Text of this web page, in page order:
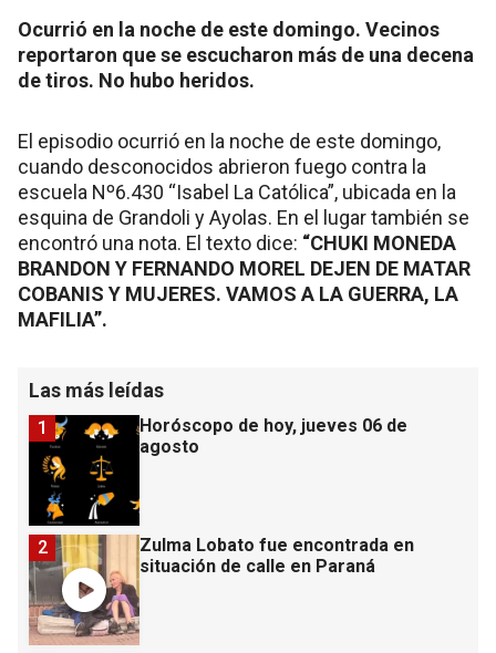
Ocurrió en la noche de este domingo. Vecinos
reportaron que se escucharon más de una decena
de tiros. No hubo heridos.
El episodio ocurrió en la noche de este domingo,
cuando desconocidos abrieron fuego contra la
escuela Nº6.430 “Isabel La Católica”, ubicada en la
esquina de Grandoli y Ayolas. En el lugar también se
encontró una nota. El texto dice: “CHUKI MONEDA
BRANDON Y FERNANDO MOREL DEJEN DE MATAR
COBANIS Y MUJERES. VAMOS A LA GUERRA, LA
MAFILIA”.
Las más leídas
Horóscopo de hoy, jueves 06 de
agosto
1
Zulma Lobato fue encontrada en
situación de calle en Paraná
2